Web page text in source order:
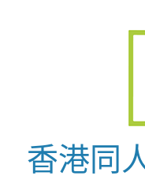
香港同